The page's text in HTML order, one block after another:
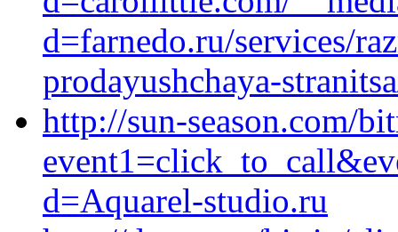
d=farnedo.ru/services/
prodayushchaya-
http://sun-season.com/
d=Aquarel-studio.ru